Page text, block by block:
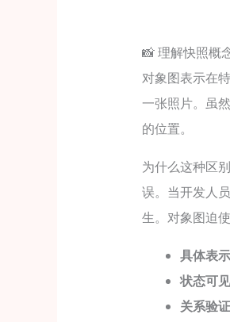
📸 理解快照概
对象图表示在
一张照片。虽
的位置。
为什么这种区
误。当开发人
生。对象图迫
具体表
状态可
关系验